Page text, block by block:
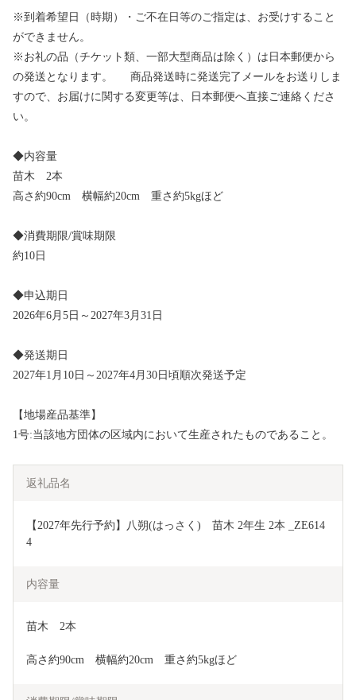
※到着希望日（時期）・ご不在日等のご指定は、お受けすること
ができません。
※お礼の品（チケット類、一部大型商品は除く）は日本郵便から
の発送となります。 商品発送時に発送完了メールをお送りしま
すので、お届けに関する変更等は、日本郵便へ直接ご連絡くださ
い。
◆内容量
苗木 2本
高さ約90cm 横幅約20cm 重さ約5kgほど
◆消費期限/賞味期限
約10日
◆申込期日
2026年6月5日～2027年3月31日
◆発送期日
2027年1月10日～2027年4月30日頃順次発送予定
【地場産品基準】
1号:当該地方団体の区域内において生産されたものであること。
返礼品名
【2027年先行予約】八朔(はっさく)　苗木 2年生 2本 _ZE614
4
内容量
苗木　2本
高さ約90cm　横幅約20cm　重さ約5kgほど